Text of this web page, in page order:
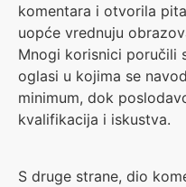
komentara i otvorila
uopće vrednuju
Mnogi korisnici poručili
oglasi u kojima se
minimum, dok
kvalifikacija i iskustva.
S druge strane, dio